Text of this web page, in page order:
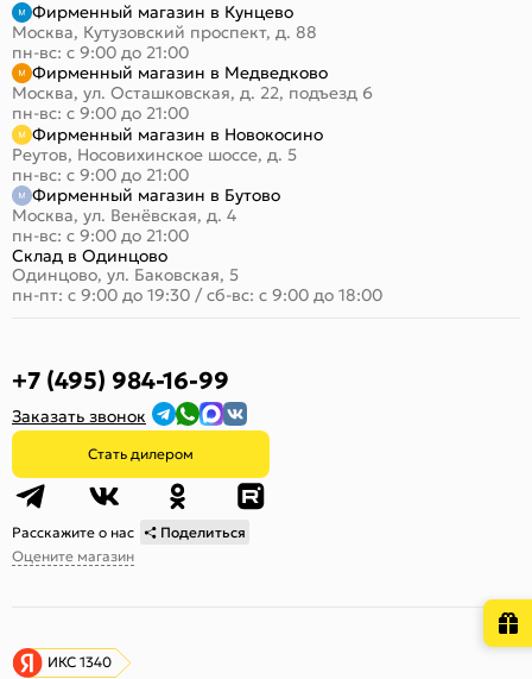
Фирменный магазин в Кунцево
Москва, Кутузовский проспект, д. 88
пн-вс: с 9:00 до 21:00
Фирменный магазин в Медведково
Москва, ул. Осташковская, д. 22, подъезд 6
пн-вс: с 9:00 до 21:00
Фирменный магазин в Новокосино
Реутов, Носовихинское шоссе, д. 5
пн-вс: с 9:00 до 21:00
Фирменный магазин в Бутово
Москва, ул. Венёвская, д. 4
пн-вс: с 9:00 до 21:00
Склад в Одинцово
Одинцово, ул. Баковская, 5
пн-пт: с 9:00 до 19:30 / сб-вс: с 9:00 до 18:00
+7 (495) 984-16-99
Заказать звонок
Стать дилером
Расскажите о нас
Поделиться
Оцените магазин
ИКС 1340